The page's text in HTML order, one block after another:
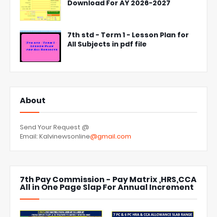
Download For AY 2026-2027
7th std - Term 1 - Lesson Plan for
All Subjects in pdf file
About
Send Your Request @
Email: Kalvinewsonline@gmail.com
7th Pay Commission - Pay Matrix ,HRS,CCA
All in One Page Slap For Annual Increment